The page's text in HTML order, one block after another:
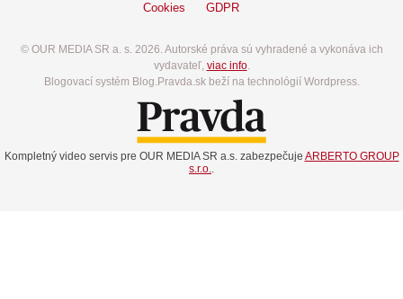
Cookies GDPR
© OUR MEDIA SR a. s. 2026. Autorské práva sú vyhradené a vykonáva ich
vydavateľ, viac info.
Blogovací systém Blog.Pravda.sk beží na technológií Wordpress.
Kompletný video servis pre OUR MEDIA SR a.s. zabezpečuje ARBERTO GROUP
s.r.o..